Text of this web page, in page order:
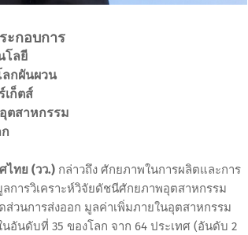
ะกอบการ
โลยี
กผันผวน
ก็ตส์
อุตสาหกรรม
ไทย (วว.) กล่าวถึง ศักยภาพในการผลิตและการ
การวิเคราะห์วิจัยดัชนีศักยภาพอุตสาหกรรม
วนการส่งออก มูลค่าเพิ่มภายในอุตสาหกรรม
นดับที่ 35 ของโลก จาก 64 ประเทศ (อันดับ 2